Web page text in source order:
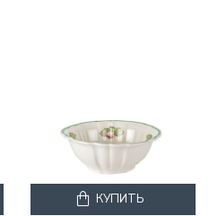
КУПИТЬ